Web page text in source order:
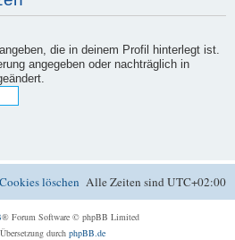
die in deinem Profil hinterlegt ist.
angegeben oder nachträglich in
Alle Zeiten sindUTC+02:00
löschen
® Forum Software © phpBB Limited
durch phpBB.de